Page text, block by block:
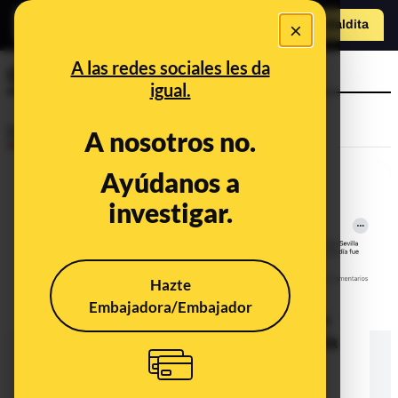
×
A las redes sociales les da
igual.
A nosotros no.
Ayúdanos a
investigar.
Hazte
Embajadora/Embajador
Hazte Maldita
Guadalquivir
No, este vídeo de una ballena en un
ni en Santurtzi, ni en Bilbao ni en
Gandía ni en Mazagón: fue en